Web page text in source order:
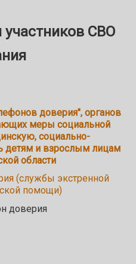
СВО
доверия", органов
меры социальной
социально-
детям и взрослым лицам
области
(службы экстренной
помощи)